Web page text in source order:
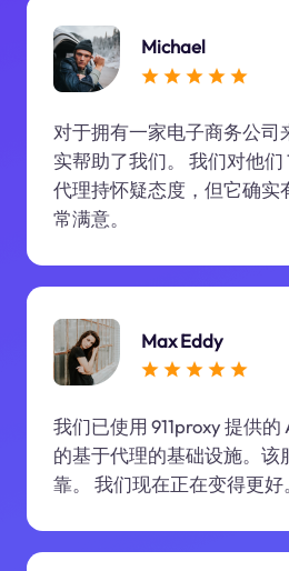
Michael
对于拥有一家电子商务公司
实帮助了我们。 我们对他们
代理持怀疑态度，但它确实
常满意。
Max Eddy
我们已使用 911proxy 提供的
的基于代理的基础设施。该
靠。 我们现在正在变得更好